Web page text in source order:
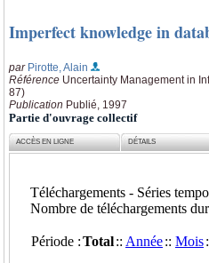
Imperfect knowledge in
par Pirotte, Alain
Référence Uncertainty Management in
87)
Publication Publié, 1997
Partie d'ouvrage collectif
ACCÈS EN LIGNE DÉTAILS